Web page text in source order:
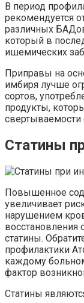
В период
рекомендуется
различных
который в
ишемических
Приправы на
имбиря лучше
сортов,
продукты,
свертываемости
Статины
Повышенное
увеличивает
нарушением
восстановления
статины.
профилактики
каждому
фактор
Статины